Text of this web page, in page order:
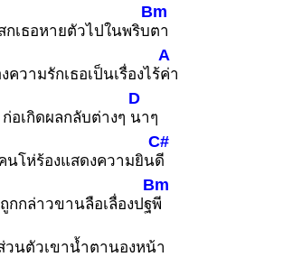
กเธอหายตัวไปในพริบ
Bm
ตา
ความรักเธอเป็นเรื่องไร้
A
ค่า
ก่อเกิดผลกลับต่างๆ
D
นาๆ
นโห่ร้องแสดงความยิน
C#
ดี
ถูกกล่าวขานลือเลื่องปฐ
Bm
พี
วนตัวเขาน้ำตานองหน้า